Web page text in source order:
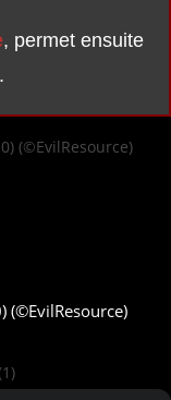
, permet ensuite
.
(©EvilResource)